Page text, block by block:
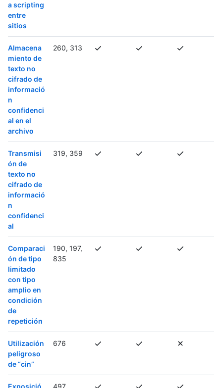
a scripting
entre
sitios
Almacena
miento de
texto no
cifrado de
informació
n
confidenci
al en el
archivo
260, 313
Transmisi
ón de
texto no
cifrado de
informació
n
confidenci
al
319, 359
Comparaci
ón de tipo
limitado
con tipo
amplio en
condición
de
repetición
190, 197,
835
Utilización
peligroso
de “cin”
676